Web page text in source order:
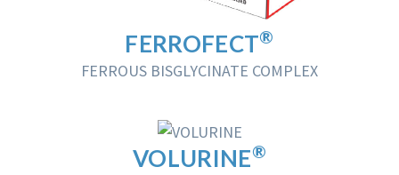
FERROFECT®
FERROUS BISGLYCINATE COMPLEX
VOLURINE®